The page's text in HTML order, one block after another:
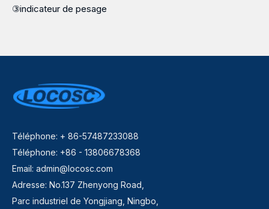
③indicateur de pesage
Téléphone: + 86-57487233088
Téléphone: +86 - 13806678368
Email: admin@locosc.com
Adresse: No.137 Zhenyong Road,
Parc industriel de Yongjiang, Ningbo,